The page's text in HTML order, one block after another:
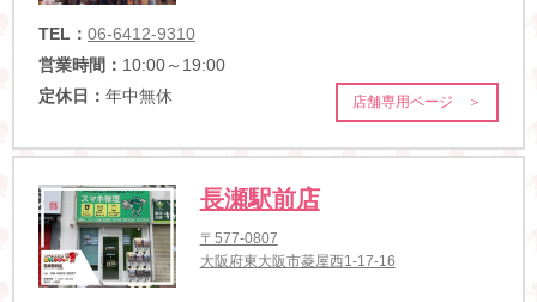
TEL： 06-6412-9310
営業時間： 10:00～19:00
定休日： 年中無休 店舗専用ページ ＞
長瀬駅前店
〒577-0807
大阪府東大阪市菱屋西1-17-16